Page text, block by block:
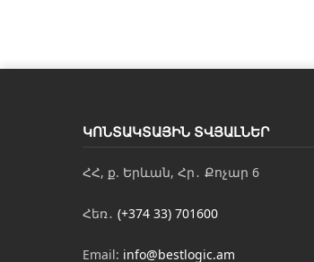
ԿՈՆՏԱԿՏԱՅԻՆ ՏՎՅԱԼՆԵՐ
ՀՀ, ք. Երևան, Հր․ Քոչար 6
Հեռ․ (+374 33) 701600
Email: info@bestlogic.am